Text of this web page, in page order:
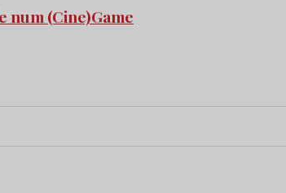
num (Cine)Game